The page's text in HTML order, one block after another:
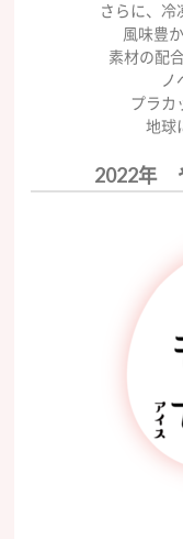
さらに、冷
風味豊
素材の配
プラカ
地球
2022年